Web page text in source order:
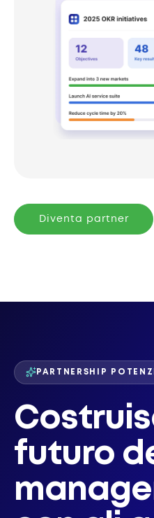
Diventa partner
PARTNERSHIP
futuro